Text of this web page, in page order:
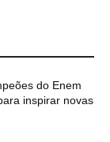
do Enem
inspirar novas